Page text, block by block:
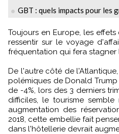
GBT : quels impacts pour les
Toujours en Europe, les effets du Brexit pourraient se faire
ressentir sur le voyage
fréquentation qui fera stagner
De l'autre côté de
polémiques de Donald
de -4%, lors des 3 derniers
difficiles, le tourisme
augmentation des
2018, cette embellie fait
dans l'hôtellerie devrait